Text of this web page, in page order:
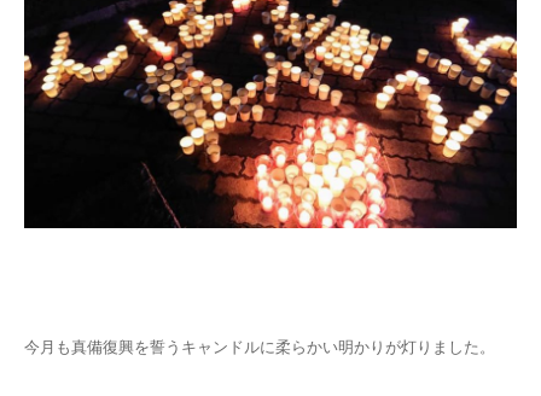
今月も真備復興を誓うキャンドルに柔らかい明かりが灯りました。
活動報告